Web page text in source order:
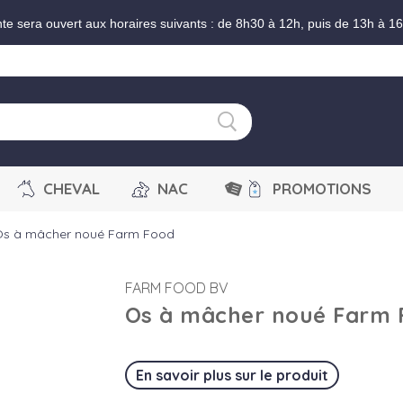
sera ouvert aux horaires suivants : de 8h30 à 12h, puis de 13h à
CHEVAL NAC PROMOTIONS
à mâcher noué Farm Food
FARM FOOD BV
Os à mâcher noué Farm
En savoir plus sur le produit